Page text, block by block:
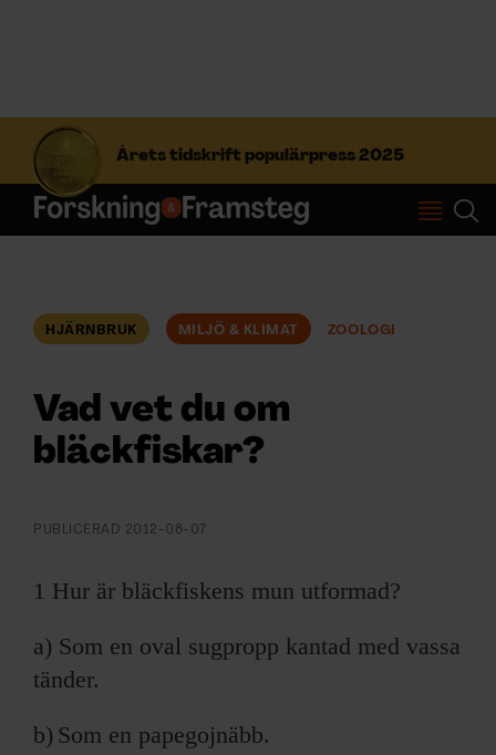
Årets tidskrift populärpress 2025
S
f
t
Prenumerera
ÄMNEN
SHOP
KONTAKTA F&F
HJÄRNBRUK MILJÖ & KLIMAT ZOOLOGI
Vad vet du om
bläckfiskar?
PUBLICERAD 2012-08-07
1 Hur är bläckfiskens mun utformad?
a) Som en oval sugpropp kantad med vassa
tänder.
b) Som en papegojnäbb.